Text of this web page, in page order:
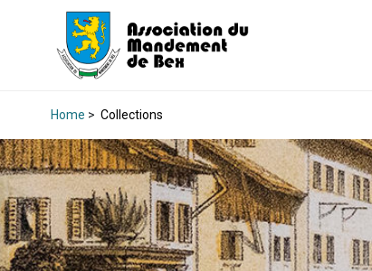
Home > Collections